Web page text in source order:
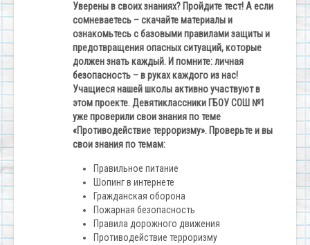
Уверены в своих знаниях? Пройдите тест! А если
сомневаетесь – скачайте материалы и
ознакомьтесь с базовыми правилами защиты и
предотвращения опасных ситуаций, которые
должен знать каждый. И помните: личная
безопасность – в руках каждого из нас!
Учащиеся нашей школы активно участвуют в
этом проекте.Девятиклассники ГБОУ СОШ №1
уже проверили свои знания по теме
«Противодействие терроризму». Проверьте и вы
свои знания по темам:
Правильное питание
Шопинг в интернете
Гражданская оборона
Пожарная безопасность
Правила дорожного движения
Противодействие терроризму